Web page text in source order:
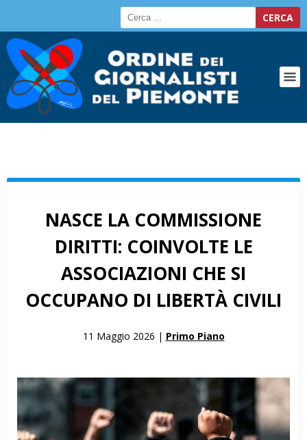
NASCE LA COMMISSIONE
DIRITTI: COINVOLTE LE
ASSOCIAZIONI CHE SI
OCCUPANO DI LIBERTÀ CIVILI
11 Maggio 2026 | Primo Piano